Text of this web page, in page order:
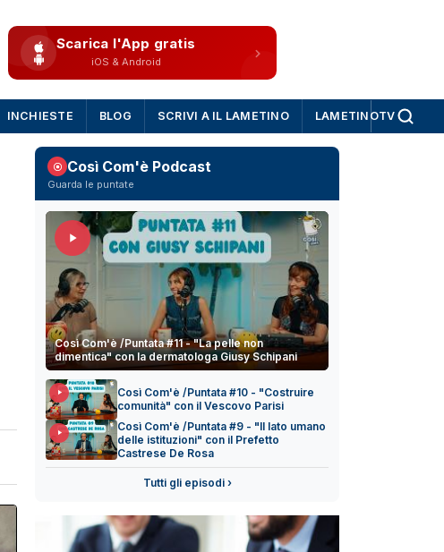
Scarica l'App gratis
iOS & Android
INCHIESTE BLOG SCRIVI A IL LAMETINO LAMETINOTV
Così Com'è Podcast
Guarda le puntate
Così Com'è /Puntata #11 - "La pelle non
dimentica" con la dermatologa Giusy Schipani
Così Com'è /Puntata #10 - "Costruire
comunità" con il Vescovo Parisi
Così Com'è /Puntata #9 - "Il lato umano
delle istituzioni" con il Prefetto
Castrese De Rosa
Tutti gli episodi ›